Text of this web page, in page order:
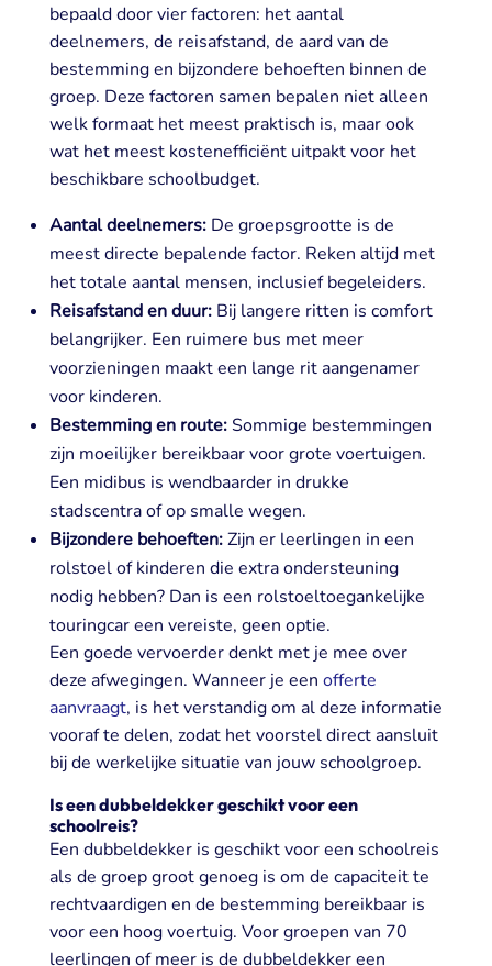
bepaald door vier factoren: het aantal
deelnemers, de reisafstand, de aard van de
bestemming en bijzondere behoeften binnen de
groep. Deze factoren samen bepalen niet alleen
welk formaat het meest praktisch is, maar ook
wat het meest kostenefficiënt uitpakt voor het
beschikbare schoolbudget.
Aantal deelnemers:De groepsgrootte is de
meest directe bepalende factor. Reken altijd met
het totale aantal mensen, inclusief begeleiders.
Reisafstand en duur:Bij langere ritten is comfort
belangrijker. Een ruimere bus met meer
voorzieningen maakt een lange rit aangenamer
voor kinderen.
Bestemming en route:Sommige bestemmingen
zijn moeilijker bereikbaar voor grote voertuigen.
Een midibus is wendbaarder in drukke
stadscentra of op smalle wegen.
Bijzondere behoeften:Zijn er leerlingen in een
rolstoel of kinderen die extra ondersteuning
nodig hebben? Dan is een rolstoeltoegankelijke
touringcar een vereiste, geen optie.
Een goede vervoerder denkt met je mee over
deze afwegingen. Wanneer je een offerte
aanvraagt, is het verstandig om al deze informatie
vooraf te delen, zodat het voorstel direct aansluit
bij de werkelijke situatie van jouw schoolgroep.
Is een dubbeldekker geschikt voor een
schoolreis?
Een dubbeldekker is geschikt voor een schoolreis
als de groep groot genoeg is om de capaciteit te
rechtvaardigen en de bestemming bereikbaar is
voor een hoog voertuig. Voor groepen van 70
leerlingen of meer is de dubbeldekker een